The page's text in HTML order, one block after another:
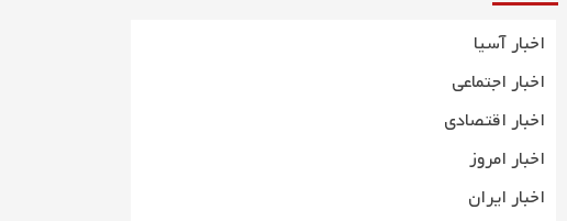
اخبار آسیا
اخبار اجتماعی
اخبار اقتصادی
اخبار امروز
اخبار ایران